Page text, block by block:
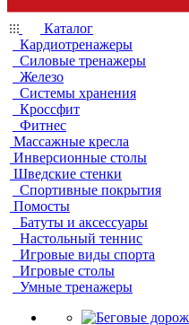
Каталог
Кардиотренажеры
Силовые тренажеры
Железо
Системы хранения
Кроссфит
Фитнес
Массажные кресла
Инверсионные столы
Шведские стенки
Спортивные покрытия
Помосты
Батуты и аксессуары
Настольный теннис
Игровые виды спорта
Игровые столы
Умные тренажеры